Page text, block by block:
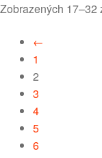
Zobrazených 17–32
←
1
2
3
4
5
6